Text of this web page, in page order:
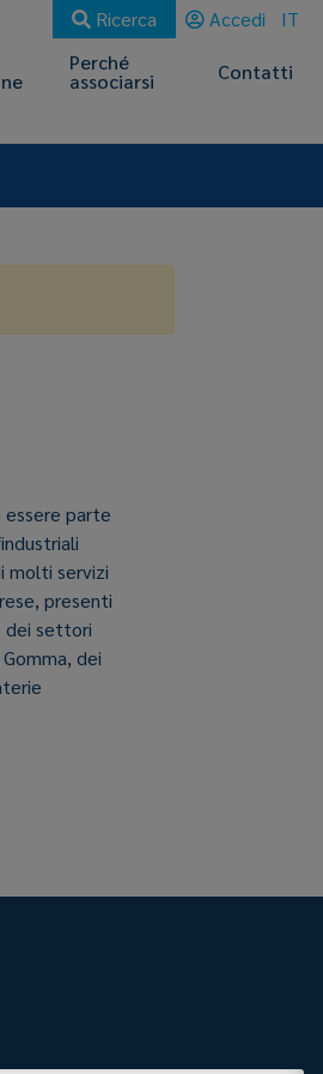
Ricerca Accedi IT
Perché
associarsi Contatti
essere parte
molti servizi
presenti
dei settori
dei